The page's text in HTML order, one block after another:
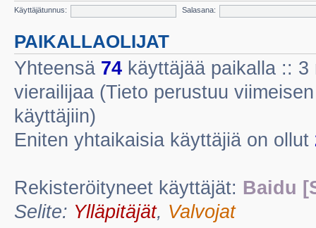
Käyttäjätunnus:
Salasana:
PAIKALLAOLIJAT
Yhteensä 74 käyttäjää paikalla ::
vierailijaa (Tieto perustuu
käyttäjiin)
Eniten yhtaikaisia käyttäjiä on ollut
Rekisteröityneet käyttäjät: Baidu
Selite: Ylläpitäjät, Valvojat